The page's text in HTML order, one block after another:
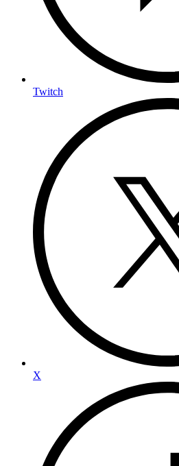
Twitch
X